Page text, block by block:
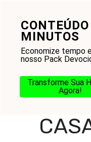
MINUTOS
Economize tempo
nosso Pack
Transforme Sua
Agora!
conteúdo
Home-Blog-Amor ao
Casamento saudável:
união feliz